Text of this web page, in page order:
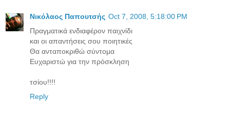
Νικόλαος Παπουτσής Oct 7, 2008, 5:18:00 PM
Πραγματικά ενδιαφέρον παιχνίδι
και οι απαντήσεις σου ποιητικές
Θα ανταποκριθώ σύντομα
Ευχαριστώ για την πρόσκληση
τσίου!!!!
Reply